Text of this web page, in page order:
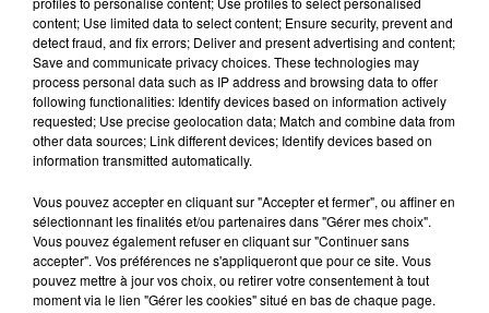
My Aunt Shelli called and yelled at me when she
saw this pic. So @shellibird1 I blurred it for you!
Sans mauvais jeux de mots, Kim Kardashian s’est
en effet offert un dernier repas, comme ceux des
condamnés à mort, avant d’attaquer son nouveau
régime. Très gourmande, elle s’est goinfrée pour
l’occasion en dévorantune énorme pizzaet une
content; Use limited data to select content; Ensure security, prevent and
detect fraud, and fix errors; Deliver and present advertising and content;
Save and communicate privacy choices. These technologies may
process personal data such as IP address and browsing data to offer
following functionalities: Identify devices based on information actively
requested; Use precise geolocation data; Match and combine data from
other data sources; Link different devices; Identify devices based on
information transmitted automatically.
Vous pouvez accepter en cliquant sur "Accepter et fermer", ou affiner en
sélectionnant les finalités et/ou partenaires dans "Gérer mes choix".
Vous pouvez également refuser en cliquant sur "Continuer sans
accepter". Vos préférences ne s'appliqueront que pour ce site. Vous
pouvez mettre à jour vos choix, ou retirer votre consentement à tout
moment via le lien "Gérer les cookies" situé en bas de chaque page.